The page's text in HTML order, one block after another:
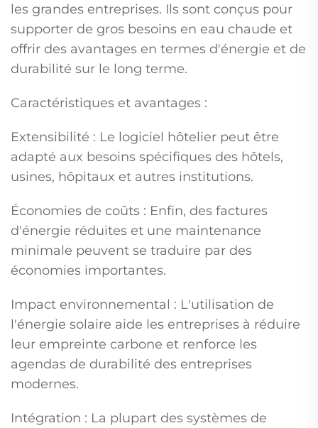
les grandes entreprises. Ils sont conçus pour
supporter de gros besoins en eau chaude et
offrir des avantages en termes d'énergie et de
durabilité sur le long terme.
Caractéristiques et avantages :
Extensibilité : Le logiciel hôtelier peut être
adapté aux besoins spécifiques des hôtels,
usines, hôpitaux et autres institutions.
Économies de coûts : Enfin, des factures
d'énergie réduites et une maintenance
minimale peuvent se traduire par des
économies importantes.
Impact environnemental : L'utilisation de
l'énergie solaire aide les entreprises à réduire
leur empreinte carbone et renforce les
agendas de durabilité des entreprises
modernes.
Intégration : La plupart des systèmes de